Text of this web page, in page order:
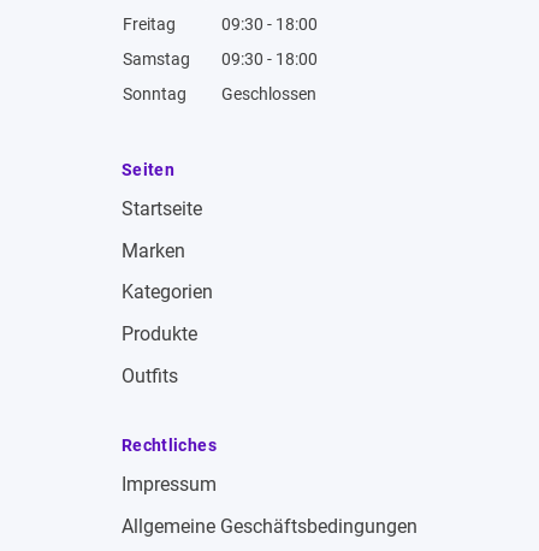
Freitag
09:30 - 18:00
Samstag
09:30 - 18:00
Sonntag
Geschlossen
Seiten
Startseite
Marken
Kategorien
Produkte
Outfits
Rechtliches
Impressum
Allgemeine Geschäftsbedingungen